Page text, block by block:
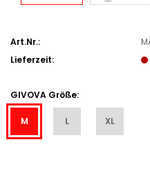
Art.Nr.:
Lieferzeit:
GIVOVA Größe:
M L XL